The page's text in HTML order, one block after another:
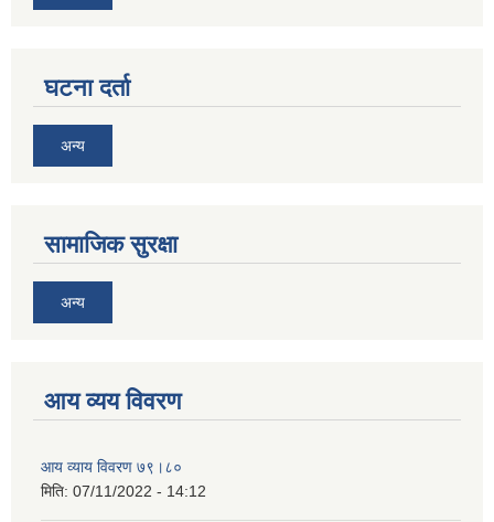
घटना दर्ता
अन्य
सामाजिक सुरक्षा
अन्य
आय व्यय विवरण
आय व्याय विवरण ७९।८०
मिति: 07/11/2022 - 14:12